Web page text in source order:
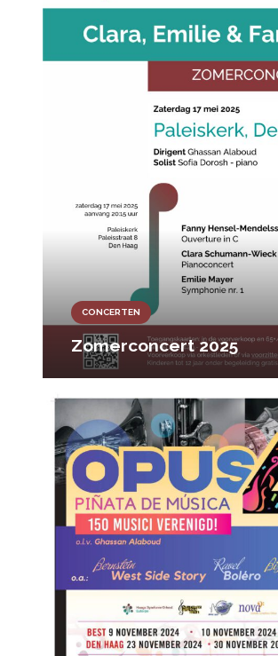
CONCERTEN
Zomerconcert 2025